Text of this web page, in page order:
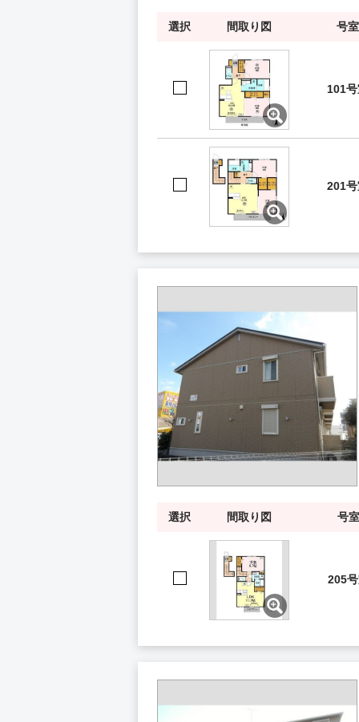
選択 間取り図 号室
101
201
選択 間取り図 号室
205